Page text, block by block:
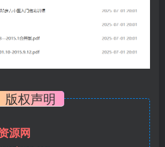
版权声明
源网